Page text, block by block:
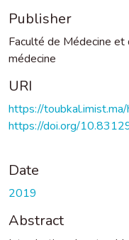
Publisher
Faculté de Médecine et
médecine
URI
https://
https://doi.org/
Date
2019
Abstract